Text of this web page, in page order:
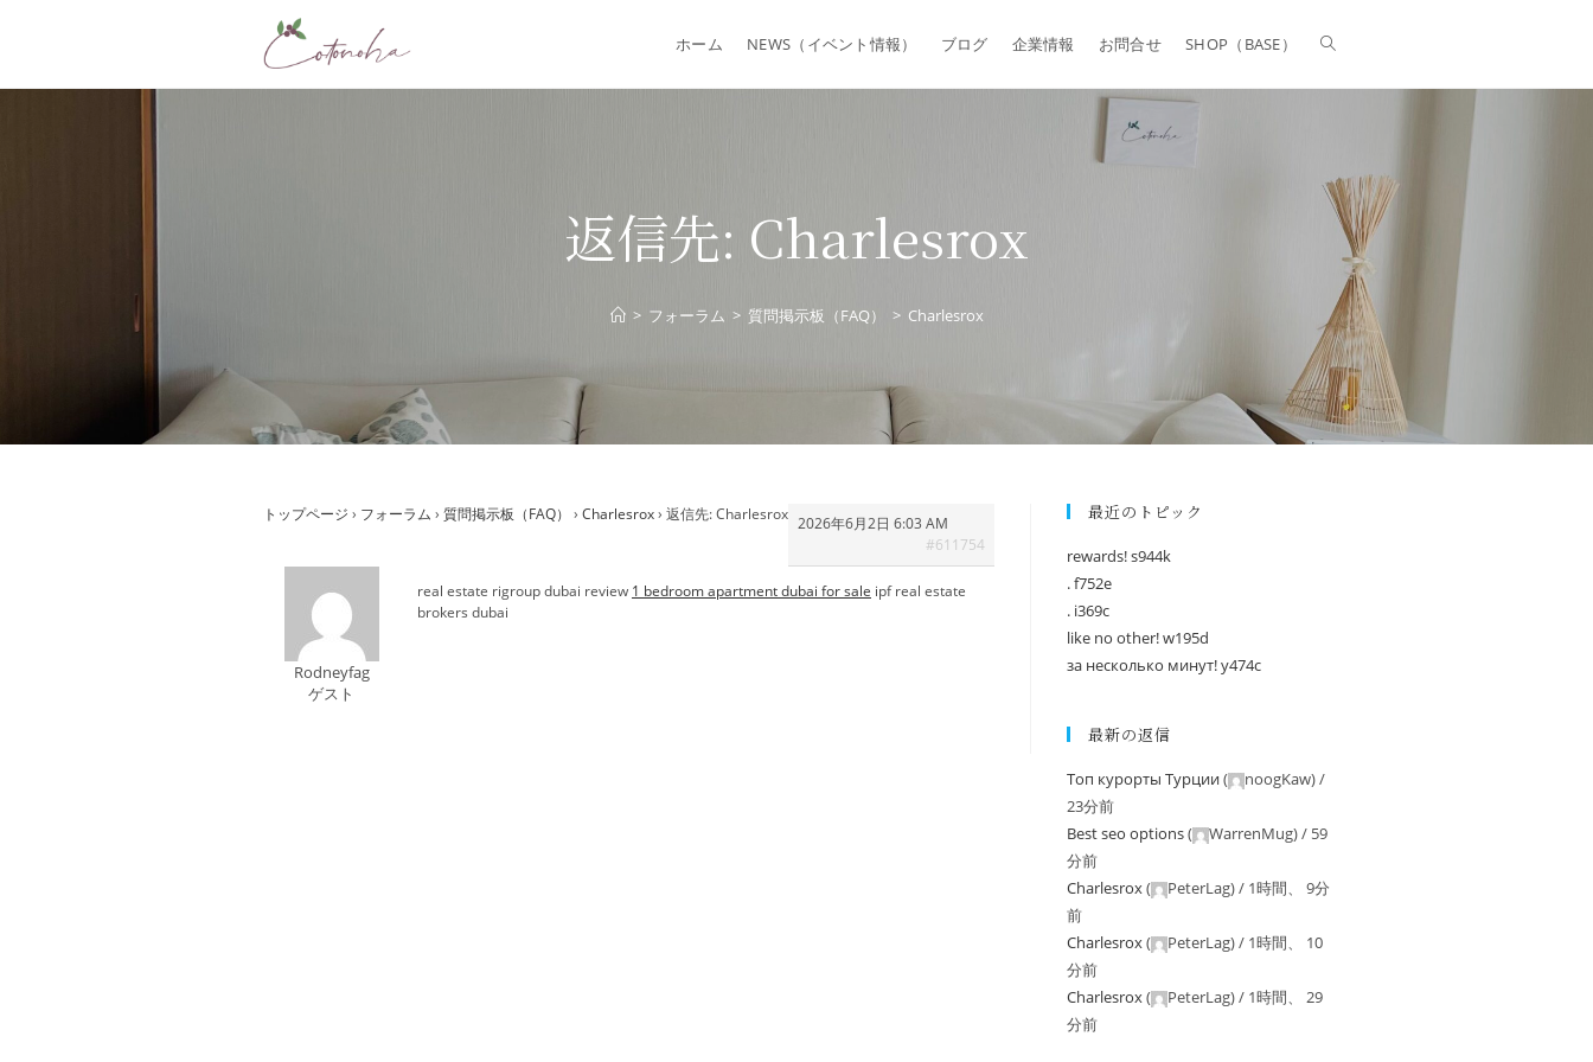
ホーム NEWS（イベント情報） ブログ 企業情報 お問合せ SHOP（BASE）
返信先: Charlesrox
> フォーラム > 質問掲示板（FAQ） > Charlesrox
トップページ › フォーラム › 質問掲示板（FAQ） › Charlesrox› 返信先: Charlesrox 2026年6月2日 6:03 AM
#611754
Rodneyfag
ゲスト
real estate rigroup dubai review 1 bedroom apartment dubai for sale ipf real estate
brokers dubai
最近のトピック
rewards! s944k
. f752e
. i369c
like no other! w195d
за несколько минут! y474c
最新の返信
Tоп курорты Tурции( noogKaw) /
23分前
Best seo options( WarrenMug) / 59
分前
Charlesrox( PeterLag) / 1時間、 9分
前
Charlesrox( PeterLag) / 1時間、 10
分前
Charlesrox( PeterLag) / 1時間、 29
分前